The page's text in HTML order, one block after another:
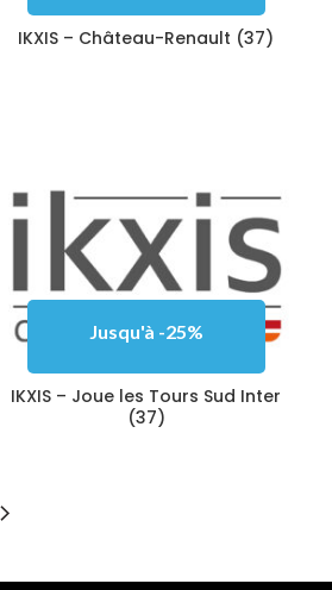
IKXIS – Château-Renault (37)
Jusqu'à -25%
IKXIS – Joue les Tours Sud Inter
(37)